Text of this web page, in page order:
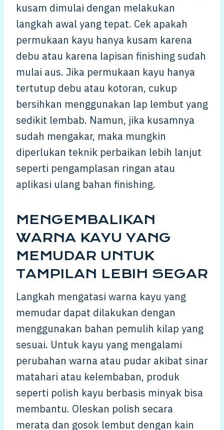
kusam dimulai dengan melakukan
langkah awal yang tepat. Cek apakah
permukaan kayu hanya kusam karena
debu atau karena lapisan finishing sudah
mulai aus. Jika permukaan kayu hanya
tertutup debu atau kotoran, cukup
bersihkan menggunakan lap lembut yang
sedikit lembab. Namun, jika kusamnya
sudah mengakar, maka mungkin
diperlukan teknik perbaikan lebih lanjut
seperti pengamplasan ringan atau
aplikasi ulang bahan finishing.
MENGEMBALIKAN
WARNA KAYU YANG
MEMUDAR UNTUK
TAMPILAN LEBIH SEGAR
Langkah mengatasi warna kayu yang
memudar dapat dilakukan dengan
menggunakan bahan pemulih kilap yang
sesuai. Untuk kayu yang mengalami
perubahan warna atau pudar akibat sinar
matahari atau kelembaban, produk
seperti polish kayu berbasis minyak bisa
membantu. Oleskan polish secara
merata dan gosok lembut dengan kain